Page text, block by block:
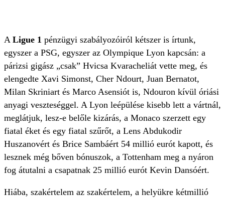
A Ligue 1 pénzügyi szabályozóiról kétszer is írtunk,
egyszer a PSG, egyszer az Olympique Lyon kapcsán: a
párizsi gigász „csak” Hvicsa Kvaracheliát vette meg, és
elengedte Xavi Simonst, Cher Ndourt, Juan Bernatot,
Milan Skriniart és Marco Asensiót is, Ndouron kívül óriási
anyagi veszteséggel. A Lyon leépülése kisebb lett a vártnál,
meglátjuk, lesz-e belőle kizárás, a Monaco szerzett egy
fiatal éket és egy fiatal szűrőt, a Lens Abdukodir
Huszanovért és Brice Sambáért 54 millió eurót kapott, és
lesznek még bőven bónuszok, a Tottenham meg a nyáron
fog átutalni a csapatnak 25 millió eurót Kevin Dansóért.
Hiába, szakértelem az szakértelem, a helyükre kétmillió